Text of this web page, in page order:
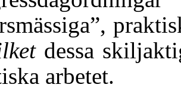
dessa
arbetet.